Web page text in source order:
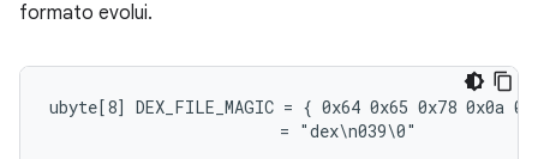
formato evolui.
ubyte[8] DEX_FILE_MAGIC = { 0x64 0x65 0x78 0x0a